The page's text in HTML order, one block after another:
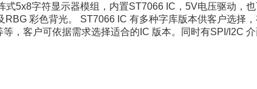
式5x8字符显示器模组，内置ST7066 IC ， 5V电压驱动，
RBG 彩色背光。 ST7066 IC 有多种字库版本供客户选择
等，客户可依据需求选择适合的 IC 版本。同时有SPI/I2C